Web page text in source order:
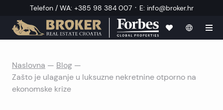
Telefon / WA: +385 98 384 007 · E: info@broker.hr
Naslovna — Blog —
Zašto je ulaganje u luksuzne nekretnine otporno na
ekonomske krize